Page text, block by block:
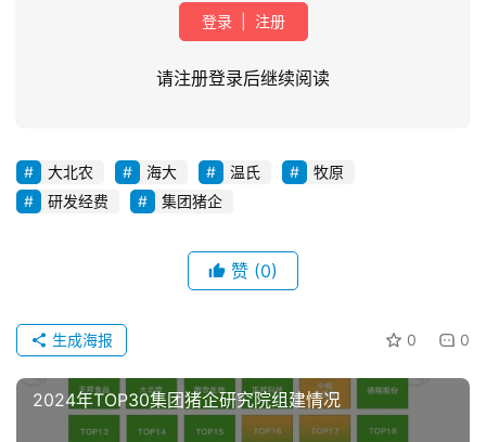
讯
闻
登录 注册
请注册登录后继续阅读
大北农 海大 温氏
牧原
研发经费
集团猪企
赞 (0)
0 0
生成海报
2024年TOP30集团猪企研究院组建情况